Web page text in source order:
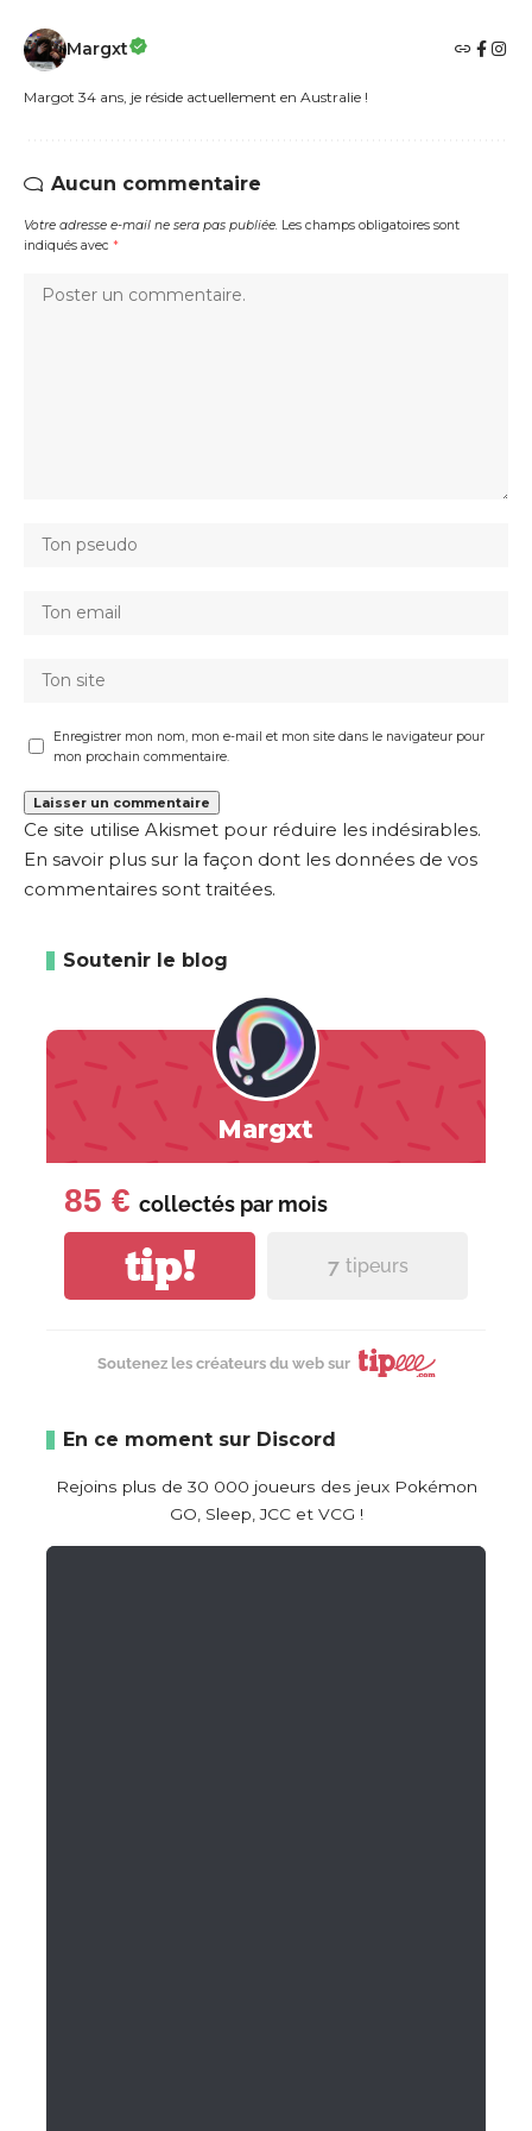
Margxt
Margot 34 ans, je réside actuellement en Australie !
Aucun commentaire
Votre adresse e-mail ne sera pas publiée. Les champs obligatoires sont
indiqués avec *
Enregistrer mon nom, mon e-mail et mon site dans le navigateur pour
mon prochain commentaire.
Ce site utilise Akismet pour réduire les indésirables.
En savoir plus sur la façon dont les données de vos
commentaires sont traitées.
Soutenir le blog
Margxt
85 € collectés par mois
tip! 7 tipeurs
Soutenez les créateurs du web sur
En ce moment sur Discord
Rejoins plus de 30 000 joueurs des jeux Pokémon
GO, Sleep, JCC et VCG !